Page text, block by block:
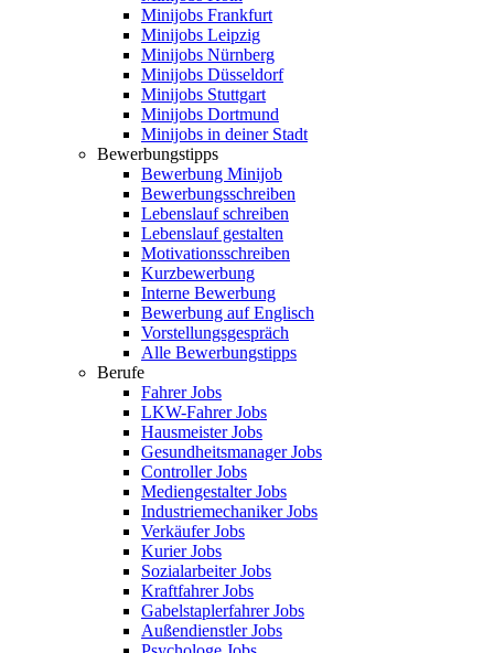
Minijobs Frankfurt
Minijobs Leipzig
Minijobs Nürnberg
Minijobs Düsseldorf
Minijobs Stuttgart
Minijobs Dortmund
Minijobs in deiner Stadt
Bewerbungstipps
Bewerbung Minijob
Bewerbungsschreiben
Lebenslauf schreiben
Lebenslauf gestalten
Motivationsschreiben
Kurzbewerbung
Interne Bewerbung
Bewerbung auf Englisch
Vorstellungsgespräch
Alle Bewerbungstipps
Berufe
Fahrer Jobs
LKW-Fahrer Jobs
Hausmeister Jobs
Gesundheitsmanager Jobs
Controller Jobs
Mediengestalter Jobs
Industriemechaniker Jobs
Verkäufer Jobs
Kurier Jobs
Sozialarbeiter Jobs
Kraftfahrer Jobs
Gabelstaplerfahrer Jobs
Außendienstler Jobs